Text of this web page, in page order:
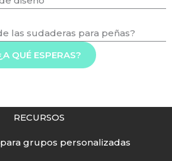
las sudaderas para peñas?
QUÉ ESPERAS?
RECURSOS
grupos personalizadas